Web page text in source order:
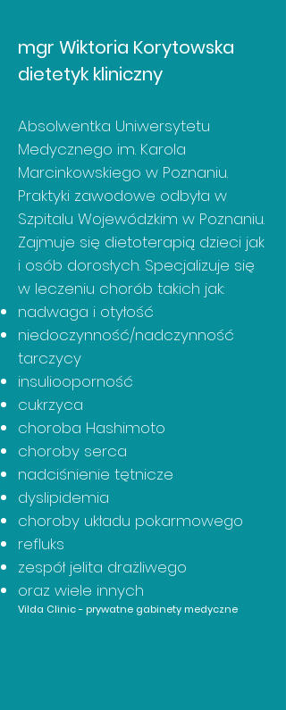
mgr Wiktoria Korytowska
dietetyk kliniczny
Absolwentka Uniwersytetu
Medycznego im. Karola
Marcinkowskiego w Poznaniu.
Praktyki zawodowe odbyła w
Szpitalu Wojewódzkim w Poznaniu.
Zajmuje się dietoterapią dzieci jak
i osób dorosłych. Specjalizuje się
w leczeniu chorób takich jak:
nadwaga i otyłość
niedoczynność/nadczynność
tarczycy
insuliooporność
cukrzyca
choroba Hashimoto
choroby serca
nadciśnienie tętnicze
dyslipidemia
choroby układu pokarmowego
refluks
zespół jelita drażliwego
oraz wiele innych
Vilda Clinic - prywatne gabinety medyczne